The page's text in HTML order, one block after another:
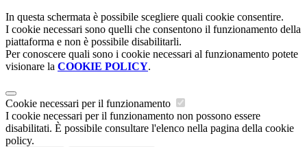
In questa schermata è possibile scegliere quali cookie consentire.
I cookie necessari sono quelli che consentono il funzionamento della
piattaforma e non è possibile disabilitarli.
Per conoscere quali sono i cookie necessari al funzionamento potete
visionare la COOKIE POLICY.
Cookie necessari per il funzionamento
I cookie necessari per il funzionamento non possono essere
disabilitati. È possibile consultare l'elenco nella pagina della cookie
policy.